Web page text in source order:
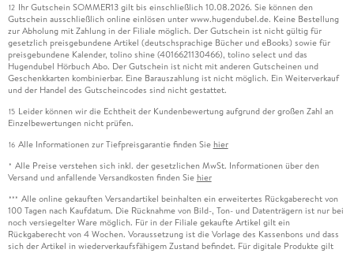
12 Ihr Gutschein SOMMER13 gilt bis einschließlich 10.08.2026. Sie können den
Gutschein ausschließlich online einlösen unter www.hugendubel.de. Keine Bestellung
zur Abholung mit Zahlung in der Filiale möglich. Der Gutschein ist nicht gültig für
gesetzlich preisgebundene Artikel (deutschsprachige Bücher und eBooks) sowie für
preisgebundene Kalender, tolino shine (4016621130466), tolino select und das
Hugendubel Hörbuch Abo. Der Gutschein ist nicht mit anderen Gutscheinen und
Geschenkkarten kombinierbar. Eine Barauszahlung ist nicht möglich. Ein Weiterverkauf
und der Handel des Gutscheincodes sind nicht gestattet.
15 Leider können wir die Echtheit der Kundenbewertung aufgrund der großen Zahl an
Einzelbewertungen nicht prüfen.
16 Alle Informationen zur Tiefpreisgarantie finden Sie hier
* Alle Preise verstehen sich inkl. der gesetzlichen MwSt. Informationen über den
Versand und anfallende Versandkosten finden Sie hier
*** Alle online gekauften Versandartikel beinhalten ein erweitertes Rückgaberecht von
100 Tagen nach Kaufdatum. Die Rücknahme von Bild-, Ton- und Datenträgern ist nur bei
noch versiegelter Ware möglich. Für in der Filiale gekaufte Artikel gilt ein
Rückgaberecht von 4 Wochen. Voraussetzung ist die Vorlage des Kassenbons und dass
sich der Artikel in wiederverkaufsfähigem Zustand befindet. Für digitale Produkte gilt